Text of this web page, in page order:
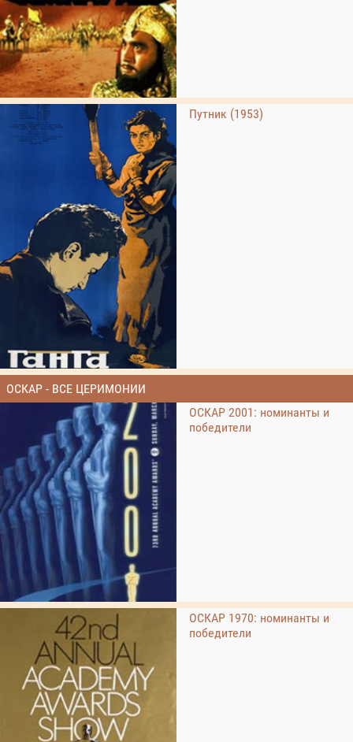
Путник (1953)
ОСКАР - ВСЕ ЦЕРИМОНИИ
ОСКАР 2001: номинанты и
победители
ОСКАР 1970: номинанты и
победители